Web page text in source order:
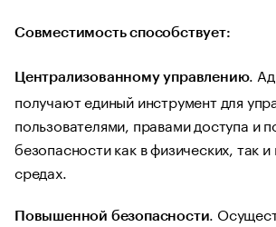
Совместимость способствует:
Централизованному управлению.
получают единый инструмент для
пользователями, правами доступа и
безопасности как в физических, так и
средах.
Повышенной безопасности.